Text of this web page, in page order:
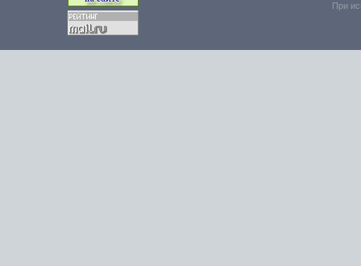
При